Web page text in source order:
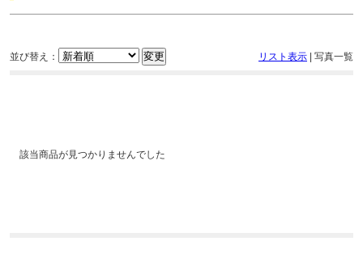
リスト表示 写真一覧
並び替え：
該当商品が見つかりませんでした